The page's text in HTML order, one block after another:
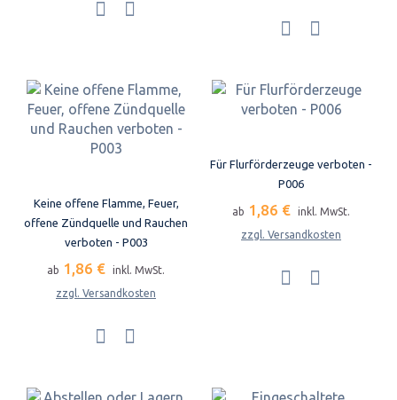
Keine offene Flamme, Feuer,
offene Zündquelle und Rauchen
verboten - P003
ab 1,86 €
inkl. MwSt.
zzgl. Versandkosten
Für Flurförderzeuge verboten -
P006
ab 1,86 €
inkl. MwSt.
zzgl. Versandkosten